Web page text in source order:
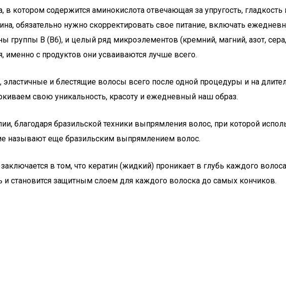
котором содержится аминокислота отвечающая за упругость,
обязательно нужно скорректировать свое питание, включать
группы В (В6), и целый ряд микроэлементов (кремний, магний, азот,
с продуктов они усваиваются лучше всего.
и блестящие волосы всего после одной процедуры и на
свою уникальность, красоту и ежедневный наш образ.
благодаря бразильской техники выпрямления волос, при которой
называют еще бразильским выпрямлением волос.
в том, что кератин (жидкий) проникает в глубь каждого
и становится защитным слоем для каждого волоска до самых кончиков.